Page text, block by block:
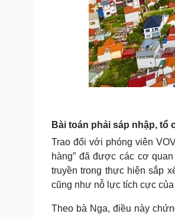
Bài toán phải sáp nhập, tổ
Trao đổi với phóng viên
hàng” đã được các cơ
truyền trong thực hiện sắp
cũng như nỗ lực tích cực
Theo bà Nga, điều này